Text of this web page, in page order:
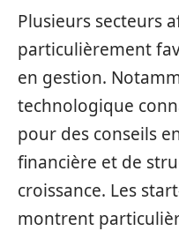
Plusieurs secteurs
particulièrement
en gestion.
technologique
pour des conseils
financière et de
croissance. Les
montrent